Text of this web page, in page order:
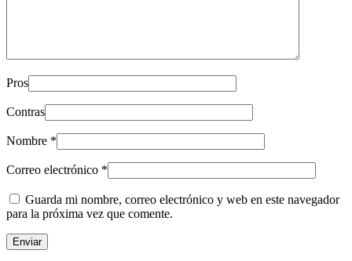
Pros
Contras
Nombre *
Correo electrónico *
Guarda mi nombre, correo electrónico y web en este navegador
para la próxima vez que comente.